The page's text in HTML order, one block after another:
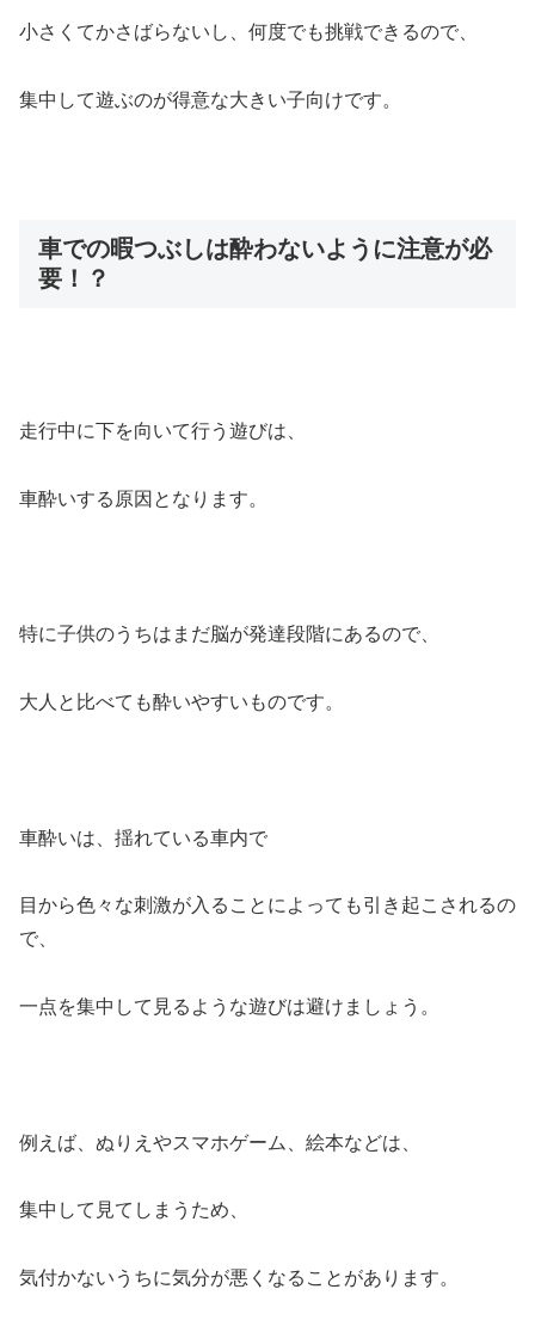
小さくてかさばらないし、何度でも挑戦できるので、
集中して遊ぶのが得意な大きい子向けです。
車での暇つぶしは酔わないように注意が必
要！？
走行中に下を向いて行う遊びは、
車酔いする原因となります。
特に子供のうちはまだ脳が発達段階にあるので、
大人と比べても酔いやすいものです。
車酔いは、揺れている車内で
目から色々な刺激が入る ことによっても引き起こされるの
で、
一点を集中して見るような遊びは避けましょう。
例えば、ぬりえやスマホゲーム、絵本などは、
集中して見てしまうため、
気付かないうちに気分が悪くなることがあります。